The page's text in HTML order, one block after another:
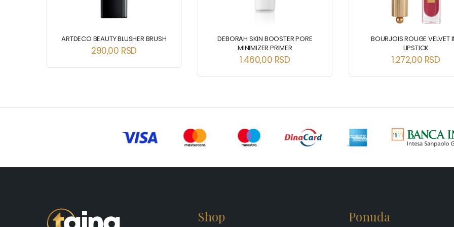
ARTDECO BEAUTY BLUSHER BRUSH
290,00 RSD
DEBORAH SKIN BOOSTER PORE
MINIMIZER PRIMER
1.460,00 RSD
BOURJOIS ROUGE VELVET
LIPSTICK
1.272,00 RSD
Shop Ponuda